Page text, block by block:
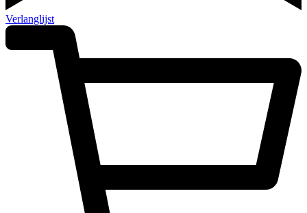
Verlanglijst